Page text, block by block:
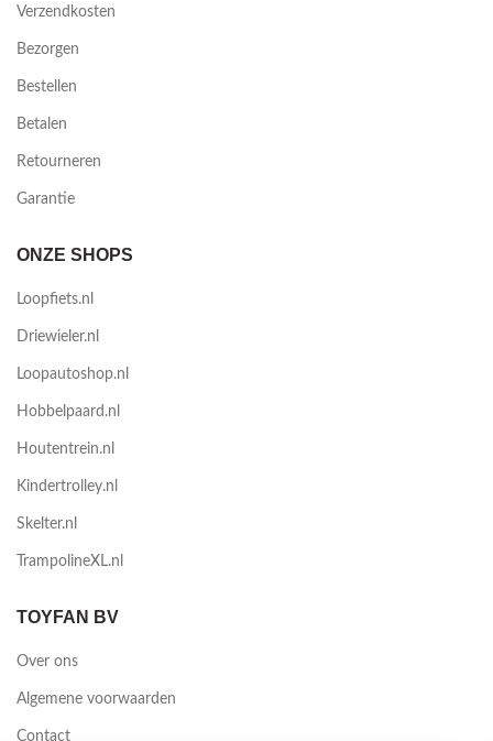
Verzendkosten
Bezorgen
Bestellen
Betalen
Retourneren
Garantie
ONZE SHOPS
Loopfiets.nl
Driewieler.nl
Loopautoshop.nl
Hobbelpaard.nl
Houtentrein.nl
Kindertrolley.nl
Skelter.nl
TrampolineXL.nl
TOYFAN BV
Over ons
Algemene voorwaarden
Contact